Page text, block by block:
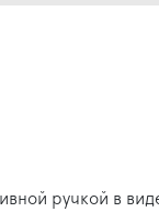
ручкой в